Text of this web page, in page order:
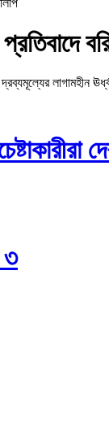
লাগামহীন
৩